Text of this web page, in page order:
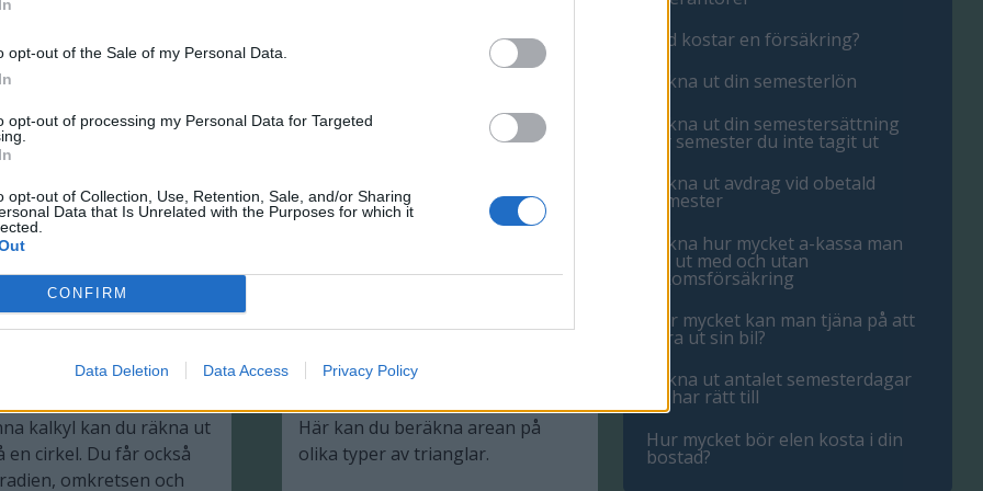
opt-out of the Sale of my Personal Data.
opt-out of processing my Personal Data for Targeted
opt-out of Collection, Use, Retention, Sale, and/or Sharing
Data that Is Unrelated with the Purposes for which it
CONFIRM
Data Deletion Data Access Privacy Policy
volymen av en cylinder,
en ölburk eller en
vilket mått du vill och
vilket mått du vill.
Mantelytan eller ytarean är den
ett tredimensionellt föremål, tex
hur stor yta jordklotet har. Här
mantelyta/ytarea.
(samt radie,
kalkyl kan du räkna ut
en cirkel. Du får också
omkretsen och
triangel
Här kan du beräkna arean på
olika typer av trianglar.
Vad kostar en försäkring?
Räkna ut din semesterlön
Räkna ut din semestersättning
för semester du inte tagit ut
Räkna ut avdrag vid obetald
semester
Räkna hur mycket a-kassa man
får ut med och utan
inkomsförsäkring
Hur mycket kan man tjäna på att
hyra ut sin bil?
Räkna ut antalet semesterdagar
du har rätt till
Hur mycket bör elen kosta i din
bostad?